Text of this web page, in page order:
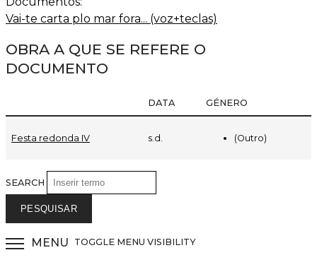
Vai-te carta plo mar fora... (voz+teclas)
OBRA A QUE SE REFERE O
DOCUMENTO
DATA GÉNERO
Festa redonda IV s.d. (Outro)
SEARCH
MENU TOGGLE MENU VISIBILITY